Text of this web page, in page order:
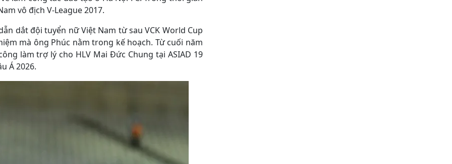
vô địch V-League 2017.
dắt đội tuyển nữ Việt Nam từ sau VCK World Cup
mà ông Phúc nằm trong kế hoạch. Từ cuối năm
làm trợ lý cho HLV Mai Đức Chung tại ASIAD 19
Á 2026.